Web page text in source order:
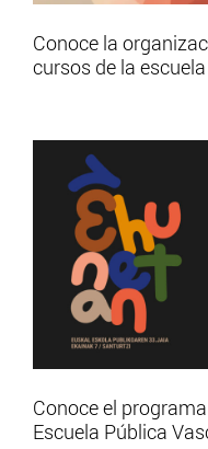
Conoce la
cursos de la
Conoce el
Escuela Pública